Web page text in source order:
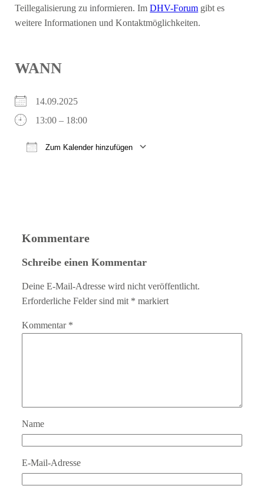
Teillegalisierung zu informieren. ImDHV-Forum gibt es
weitere Informationen und Kontaktmöglichkeiten.
WANN
14.09.2025
13:00 – 18:00
Zum Kalender hinzufügen
Kommentare
Schreibe einen Kommentar
Deine E-Mail-Adresse wird nicht veröffentlicht.
Erforderliche Felder sind mit * markiert
Kommentar *
Name
E-Mail-Adresse